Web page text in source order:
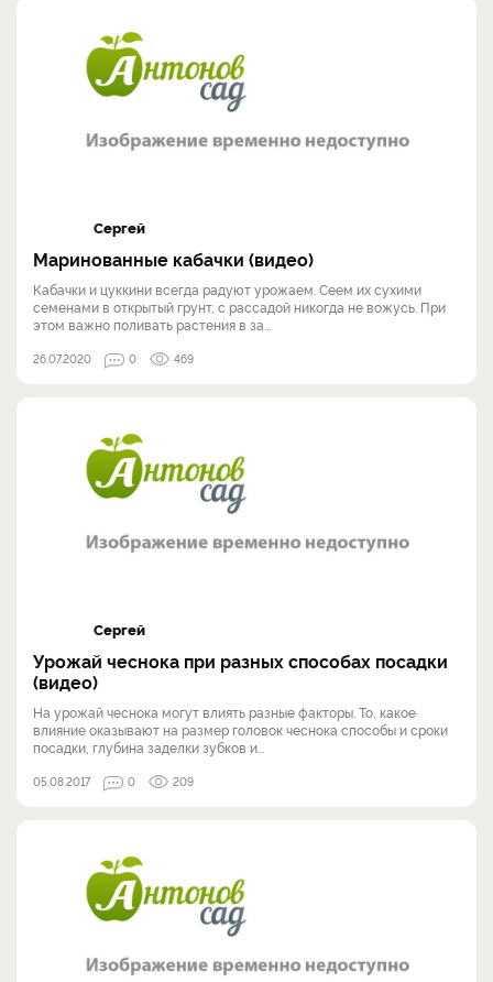
Сергей
Маринованные кабачки (видео)
Кабачки и цуккини всегда радуют урожаем. Сеем их сухими
семенами в открытый грунт, с рассадой никогда не вожусь. При
этом важно поливать растения в за...
26.07.2020 0 469
Сергей
Урожай чеснока при разных способах посадки
(видео)
На урожай чеснока могут влиять разные факторы. То, какое
влияние оказывают на размер головок чеснока способы и сроки
посадки, глубина заделки зубков и...
05.08.2017 0 209